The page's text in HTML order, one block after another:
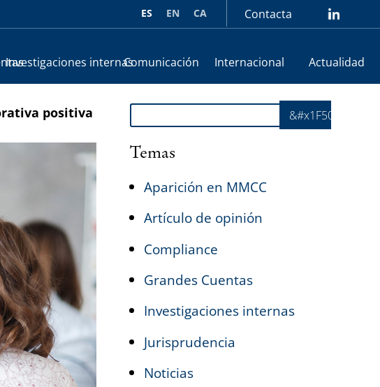
CA
EN
ES Contacta lin
Investigaciones internasComunicación Internacional Actualidad
positiva Buscar &#x1F50E;
Temas
Aparición en MMCC
Artículo de opinión
Compliance
Grandes Cuentas
Investigaciones internas
Jurisprudencia
Noticias